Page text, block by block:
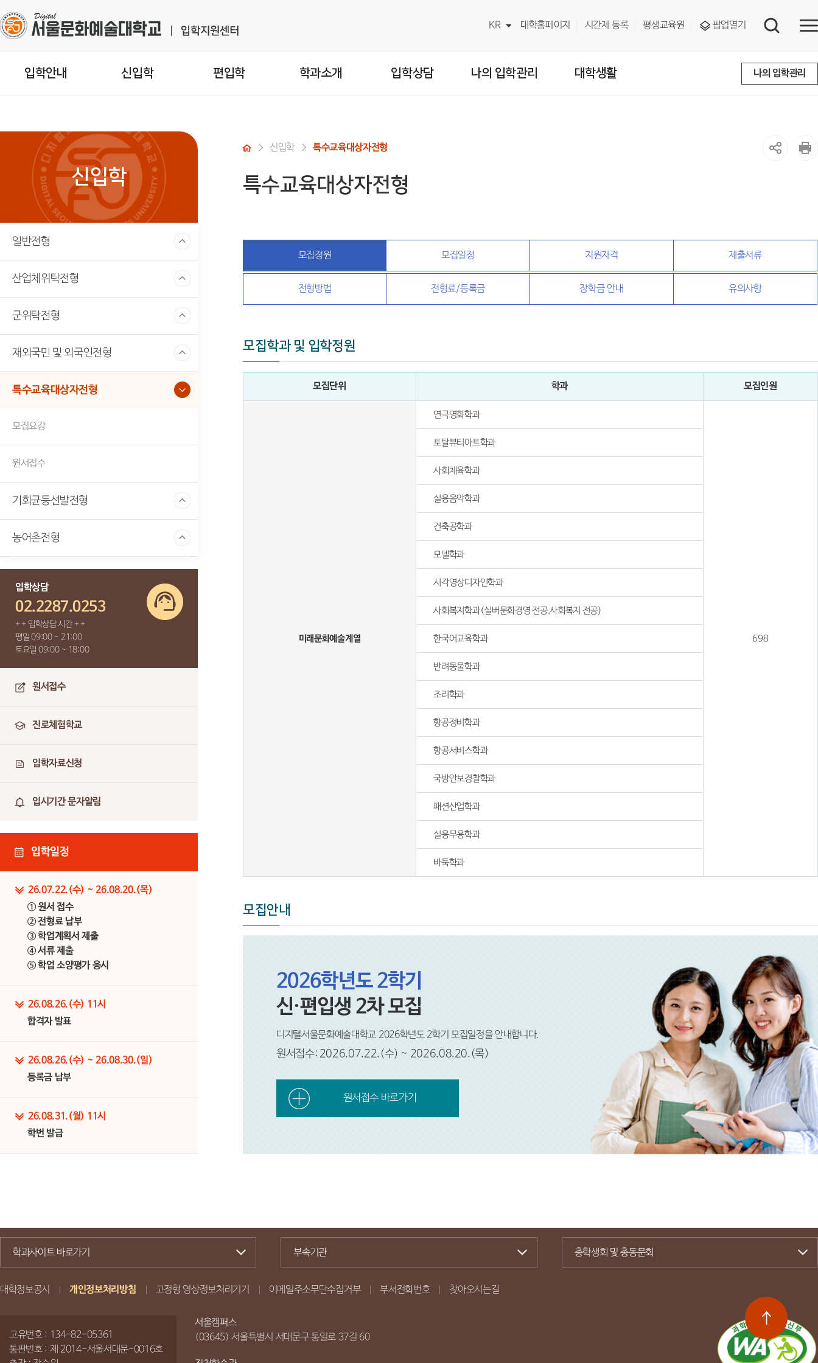
KR 대학홈페이지 시간제 등록 평생교육원 팝업열기
입학안내 신입학 편입학 학과소개 입학상담 나의 입학관리 대학생활 나의 입학관리
신입학
일반전형
산업체위탁전형
군위탁전형
재외국민 및 외국인전형
특수교육대상자전형
모집요강
원서접수
기회균등선발전형
농어촌전형
입학상담
02.2287.0253
+ + 입학상담 시간 + +
평일 09:00 ~ 21:00
토요일 09:00 ~ 18:00
원서접수
진로체험학교
입학자료신청
입시기간 문자알림
입학일정
26.07.22.(수) ~ 26.08.20.(목)
① 원서 접수
② 전형료 납부
③ 학업계획서 제출
④ 서류 제출
⑤ 학업 소양평가 응시
26.08.26.(수) 11시
합격자 발표
26.08.26.(수) ~ 26.08.30.(일)
등록금 납부
26.08.31.(월) 11시
학번 발급
신입학 특수교육대상자전형
특수교육대상자전형
모집정원 모집일정 지원자격 제출서류
전형방법 전형료/등록금 장학금 안내 유의사항
모집학과 및 입학정원
모집단위 학과 모집인원
미래문화예술계열
연극영화학과
698
토탈뷰티아트학과
사회체육학과
실용음악학과
건축공학과
모델학과
시각영상디자인학과
사회복지학과(실버문화경영 전공,사회복지 전공)
한국어교육학과
반려동물학과
조리학과
항공정비학과
항공서비스학과
국방안보경찰학과
패션산업학과
실용무용학과
바둑학과
모집안내
2026학년도 2학기
신·편입생 2차 모집
디지털서울문화예술대학교 2026학년도 2학기 모집일정을 안내합니다.
원서접수: 2026.07.22.(수) ~ 2026.08.20.(목)
원서접수 바로가기
학과사이트 바로가기 부속기관 총학생회 및 총동문회
대학정보공시 개인정보처리방침 고정형 영상정보처리기기 이메일주소무단수집거부 부서전화번호 찾아오시는길
고유번호 : 134-82-05361
통판번호 : 제 2014-서울서대문-0016호
서울캠퍼스
(03645) 서울특별시 서대문구 통일로 37길 60